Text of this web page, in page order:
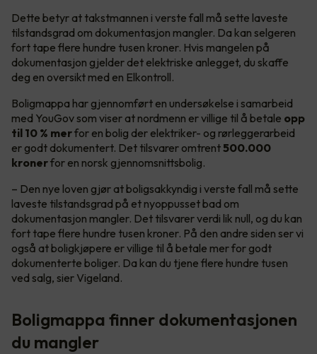
Dette betyr at takstmannen i verste fall må sette laveste
tilstandsgrad om dokumentasjon mangler. Da kan selgeren
fort tape flere hundre tusen kroner. Hvis mangelen på
dokumentasjon gjelder det elektriske anlegget, du skaffe
deg en oversikt med en Elkontroll.
Boligmappa har gjennomført en undersøkelse i samarbeid
med YouGov som viser at nordmenn er villige til å betale opp
til 10 % merfor en bolig der elektriker- og rørleggerarbeid
er godt dokumentert. Det tilsvarer omtrent500.000
kronerfor en norsk gjennomsnittsbolig.
– Den nye loven gjør at boligsakkyndig i verste fall må sette
laveste tilstandsgrad på et nyoppusset bad om
dokumentasjon mangler. Det tilsvarer verdi lik null, og du kan
fort tape flere hundre tusen kroner. På den andre siden ser vi
også at boligkjøpere er villige til å betale mer for godt
dokumenterte boliger. Da kan du tjene flere hundre tusen
ved salg, sier Vigeland.
Boligmappa finner dokumentasjonen
du mangler